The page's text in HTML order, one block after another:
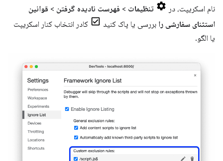
نام اسکریپت، در
تنظیمات > فهرست نادیده گرفتن > قوانین
استثنای سفارشی را بررسی یا پاک کنید
کادر انتخاب کنار اسکریپت
یا الگو.